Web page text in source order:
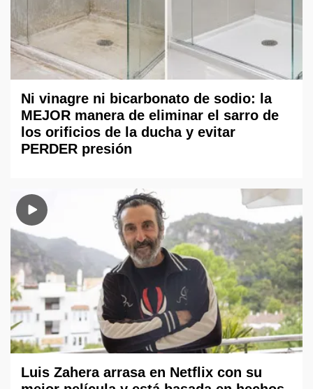
Ni vinagre ni bicarbonato de sodio: la
MEJOR manera de eliminar el sarro de
los orificios de la ducha y evitar
PERDER presión
Luis Zahera arrasa en Netflix con su